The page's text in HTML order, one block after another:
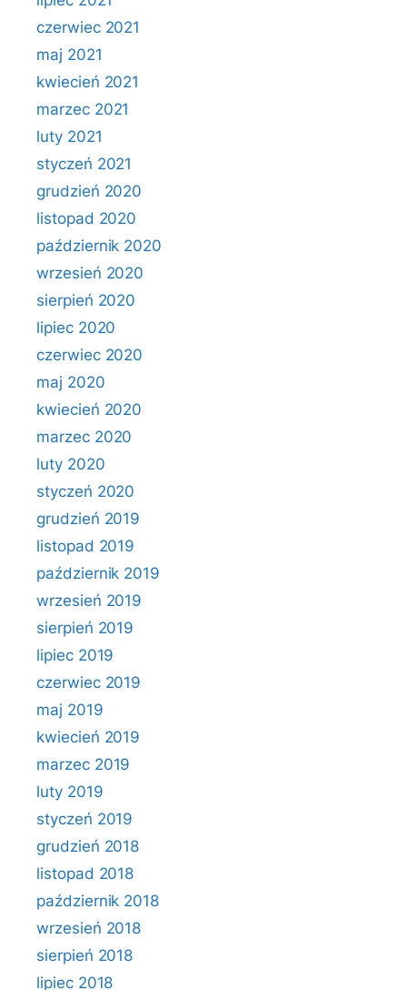
czerwiec 2021
maj 2021
kwiecień 2021
marzec 2021
luty 2021
styczeń 2021
grudzień 2020
listopad 2020
październik 2020
wrzesień 2020
sierpień 2020
lipiec 2020
czerwiec 2020
maj 2020
kwiecień 2020
marzec 2020
luty 2020
styczeń 2020
grudzień 2019
listopad 2019
październik 2019
wrzesień 2019
sierpień 2019
lipiec 2019
czerwiec 2019
maj 2019
kwiecień 2019
marzec 2019
luty 2019
styczeń 2019
grudzień 2018
listopad 2018
październik 2018
wrzesień 2018
sierpień 2018
lipiec 2018